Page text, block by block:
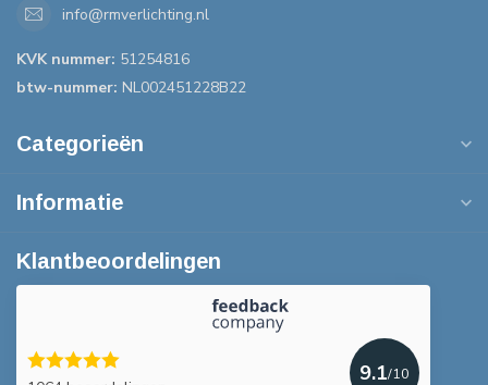
info@rmverlichting.nl
KVK nummer: 51254816
btw-nummer: NL002451228B22
Categorieën
Informatie
Klantbeoordelingen
9.1/10